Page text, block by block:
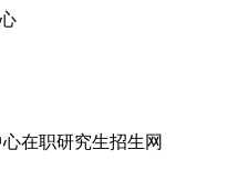
在职研究生招生网